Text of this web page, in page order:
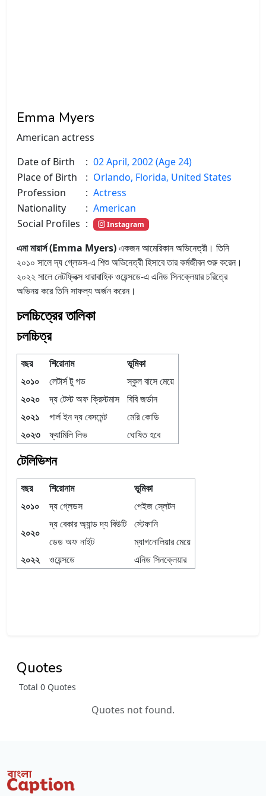
Emma Myers
American actress
Date of Birth
: 02 April, 2002 (Age 24)
Place of Birth
: Orlando, Florida, United States
Profession
: Actress
Nationality
: American
Social Profiles : Instagram
এমা মায়ার্স (Emma Myers)একজন আমেরিকান অভিনেত্রী। তিনি
২০১০ সালে দ্য গ্লেডস-এ শিশু অভিনেত্রী হিসাবে তার কর্মজীবন শুরু করেন।
২০২২ সালে নেটফ্লিক্স ধারাবাহিক ওয়েন্সডে-এ এনিড সিনক্লেয়ার চরিত্রে
অভিনয় করে তিনি সাফল্য অর্জন করেন।
চলচ্চিত্রের তালিকা
চলচ্চিত্র
বছর শিরোনাম
ভূমিকা
২০১০
লেটার্স টু গড
স্কুল বাসে মেয়ে
২০২০
দ্য টেস্ট অফ ক্রিস্টমাস
বিবি জর্ডান
২০২১
গার্ল ইন দ্য বেসমেন্ট
মেরি কোডি
২০২৩
ফ্যামিলি লিভ ঘোষিত হবে
টেলিভিশন
বছর শিরোনাম
ভূমিকা
২০১০
দ্য গ্লেডস পেইজ স্লেটন
২০২০
দ্য বেকার অ্যান্ড দ্য বিউটি স্টেফানি
ডেড অফ নাইট
ম্যাগনোলিয়ার মেয়ে
২০২২
ওয়েন্সডে এনিড সিনক্লেয়ার
Quotes
Total 0 Quotes
Quotes not found.